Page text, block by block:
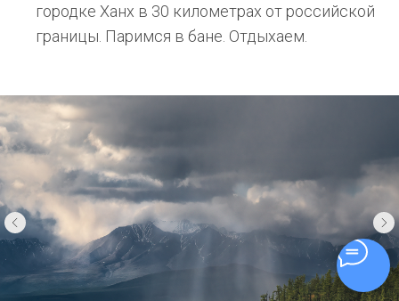
городке Ханх в 30 километрах от российской
границы. Паримся в бане. Отдыхаем.